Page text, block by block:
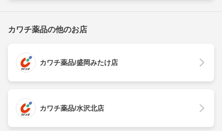
カワチ薬品の他のお店
カワチ薬品/盛岡みたけ店
カワチ薬品/水沢北店